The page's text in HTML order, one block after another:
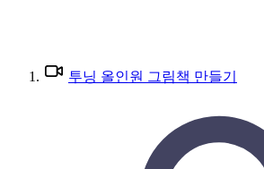
투닝 올인원 그림책 만들기